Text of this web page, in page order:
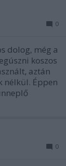
0
dolog, még a
koszos
aztán
nélkül. Éppen
0